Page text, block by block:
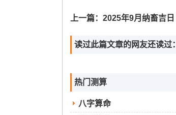
上一篇： 2025年9月纳畜吉日
读过此篇文章的网友还读过：
热门测算
八字算命